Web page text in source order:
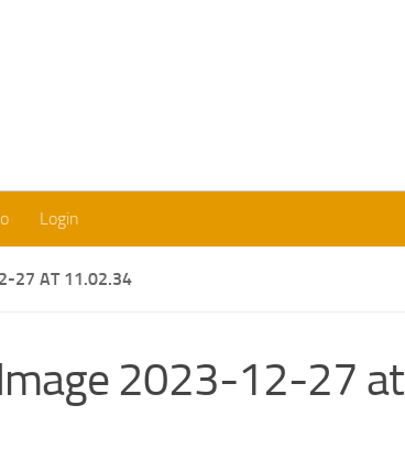
Login
27 AT 11.02.34
2023-12-27 at